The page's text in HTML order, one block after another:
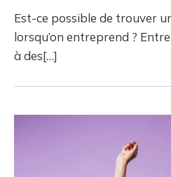
Est-ce possible de trouver
lorsqu’on entreprend ?
à des[…]